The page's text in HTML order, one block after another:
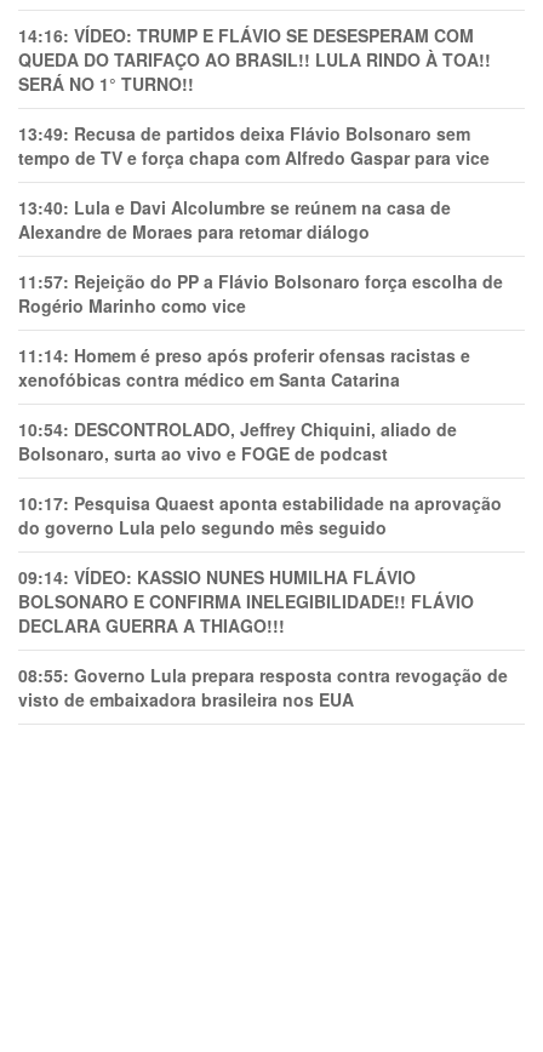
14:16: VÍDEO: TRUMP E FLÁVIO SE DESESPERAM COM
QUEDA DO TARIFAÇO AO BRASIL!! LULA RINDO À TOA!!
SERÁ NO 1° TURNO!!
13:49: Recusa de partidos deixa Flávio Bolsonaro sem
tempo de TV e força chapa com Alfredo Gaspar para vice
13:40: Lula e Davi Alcolumbre se reúnem na casa de
Alexandre de Moraes para retomar diálogo
11:57: Rejeição do PP a Flávio Bolsonaro força escolha de
Rogério Marinho como vice
11:14: Homem é preso após proferir ofensas racistas e
xenofóbicas contra médico em Santa Catarina
10:54: DESCONTROLADO, Jeffrey Chiquini, aliado de
Bolsonaro, surta ao vivo e FOGE de podcast
10:17: Pesquisa Quaest aponta estabilidade na aprovação
do governo Lula pelo segundo mês seguido
09:14: VÍDEO: KASSIO NUNES HUMlLHA FLÁVIO
BOLSONARO E CONFIRMA INELEGIBILIDADE!! FLÁVIO
DECLARA GUERRA A THIAGO!!!
08:55: Governo Lula prepara resposta contra revogação de
visto de embaixadora brasileira nos EUA